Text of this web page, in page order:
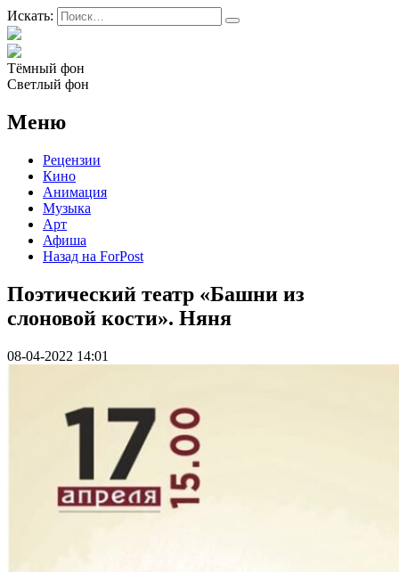
Искать:
Тёмный фон
Светлый фон
Меню
Рецензии
Кино
Анимация
Музыка
Арт
Афиша
Назад на ForPost
Поэтический театр «Башни из
слоновой кости». Няня
08-04-2022 14:01